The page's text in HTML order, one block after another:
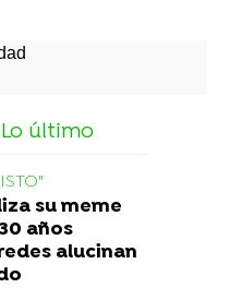
Lo último
su meme
años
alucinan